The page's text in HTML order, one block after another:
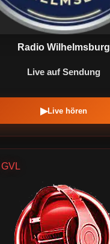
Radio Wilhelmsburg
Live auf Sendung
▶Live hören